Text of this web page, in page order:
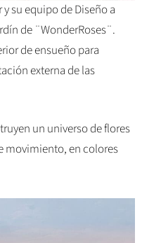
su equipo de Diseño a
de ¨WonderRoses¨.
de ensueño para
externa de las
un universo de flores
movimiento, en colores